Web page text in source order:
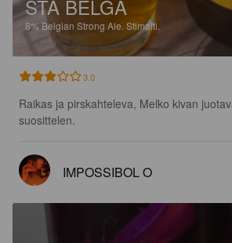
STA BELGA
8% Belgian Strong Ale. Stimalti.
3.0
Raikas ja pirskahteleva, Melko kivan
suosittelen.
IMPOSSIBOL O